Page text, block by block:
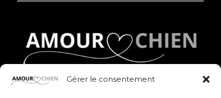
Gérer le consentement
Des produits fun, stylés et pleins d’amour pour